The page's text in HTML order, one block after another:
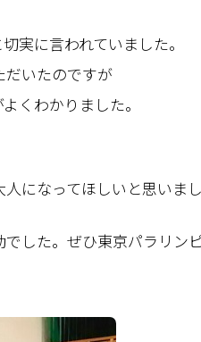
実に言われていました。
だいたのですが
くわかりました。
になってほしいと思いまし
した。ぜひ東京パラリン